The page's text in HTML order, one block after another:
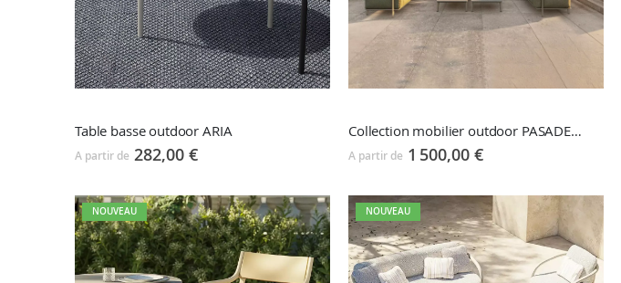
Table basse outdoor ARIA
A partir de 282,00 €
Collection mobilier outdoor PASADENA
A partir de 1 500,00 €
NOUVEAU NOUVEAU